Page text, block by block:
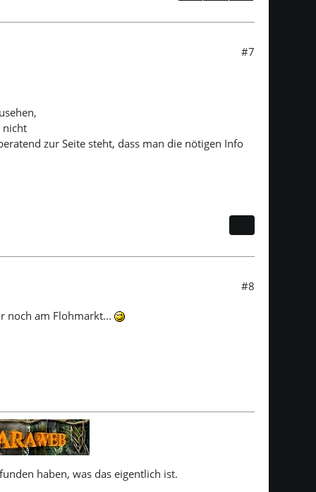
#7
nicht
zur Seite steht, dass man die nötigen Info
#8
noch am Flohmarkt...
haben, was das eigentlich ist.